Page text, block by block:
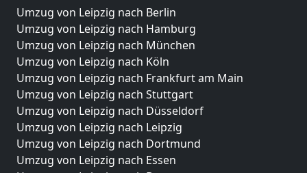
Umzug von Leipzig nach Berlin
Umzug von Leipzig nach Hamburg
Umzug von Leipzig nach München
Umzug von Leipzig nach Köln
Umzug von Leipzig nach Frankfurt am Main
Umzug von Leipzig nach Stuttgart
Umzug von Leipzig nach Düsseldorf
Umzug von Leipzig nach Leipzig
Umzug von Leipzig nach Dortmund
Umzug von Leipzig nach Essen